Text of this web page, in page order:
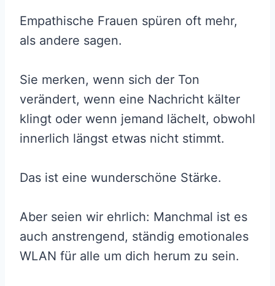
Empathische Frauen spüren oft mehr,
als andere sagen.
Sie merken, wenn sich der Ton
verändert, wenn eine Nachricht kälter
klingt oder wenn jemand lächelt, obwohl
innerlich längst etwas nicht stimmt.
Das ist eine wunderschöne Stärke.
Aber seien wir ehrlich: Manchmal ist es
auch anstrengend, ständig emotionales
WLAN für alle um dich herum zu sein.